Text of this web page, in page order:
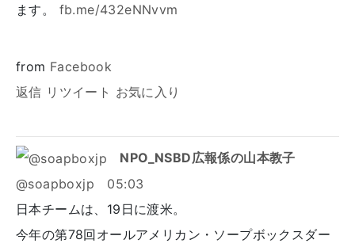
ます。 fb.me/432eNNvvm
from Facebook
返信 リツイート お気に入り
NPO_NSBD広報係の山本教子
@soapboxjp
05:03
日本チームは、19日に渡米。
今年の第78回オールアメリカン・ソープボックスダー